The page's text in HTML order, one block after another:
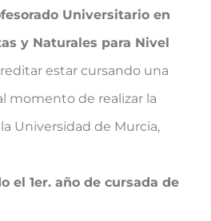
Universitario en
y Naturales para Nivel
estar cursando una
momento de realizar la
Universidad de Murcia,
el 1er. año de cursada de